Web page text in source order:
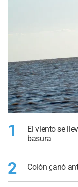
1
El viento se
basura
2 Colón ganó